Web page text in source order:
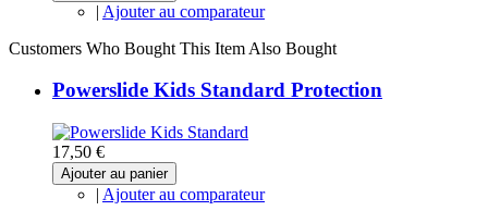
| Ajouter au comparateur
Customers Who Bought This Item Also Bought
Powerslide Kids Standard Protection
17,50 €
Ajouter au panier
| Ajouter au comparateur